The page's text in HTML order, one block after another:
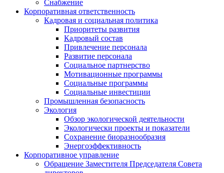
Снабжение
Корпоративная ответственность
Кадровая и социальная политика
Приоритеты развития
Кадровый состав
Привлечение персонала
Развитие персонала
Социальное партнерство
Мотивационные программы
Социальные программы
Социальные инвестиции
Промышленная безопасность
Экология
Обзор экологической деятельности
Экологически проекты и показатели
Сохранение биоразнообразия
Энергоэффективность
Корпоративное управление
Обращение Заместителя Председателя Совета